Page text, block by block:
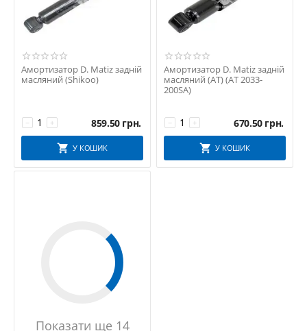
Амортизатор D. Matiz задній
масляний (Shikoo)
+
− 859.50 грн.
У КОШИК
Амортизатор D. Matiz задній
масляний (АТ) (AT 2033-
200SA)
+
− 670.50 грн.
У КОШИК
Показати ще 14